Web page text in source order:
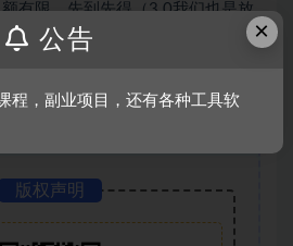
有限，先到先得（3.0我们也是放
了，所以抢到即是赚到）
版权声明
×
公告
程，副业项目，还有各种工具软